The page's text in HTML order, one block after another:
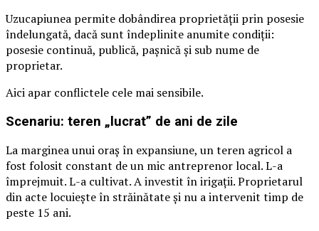
Uzucapiunea permite dobândirea proprietății prin posesie
îndelungată, dacă sunt îndeplinite anumite condiții:
posesie continuă, publică, pașnică și sub nume de
proprietar.
Aici apar conflictele cele mai sensibile.
Scenariu: teren „lucrat” de ani de zile
La marginea unui oraș în expansiune, un teren agricol a
fost folosit constant de un mic antreprenor local. L-a
împrejmuit. L-a cultivat. A investit în irigații. Proprietarul
din acte locuiește în străinătate și nu a intervenit timp de
peste 15 ani.